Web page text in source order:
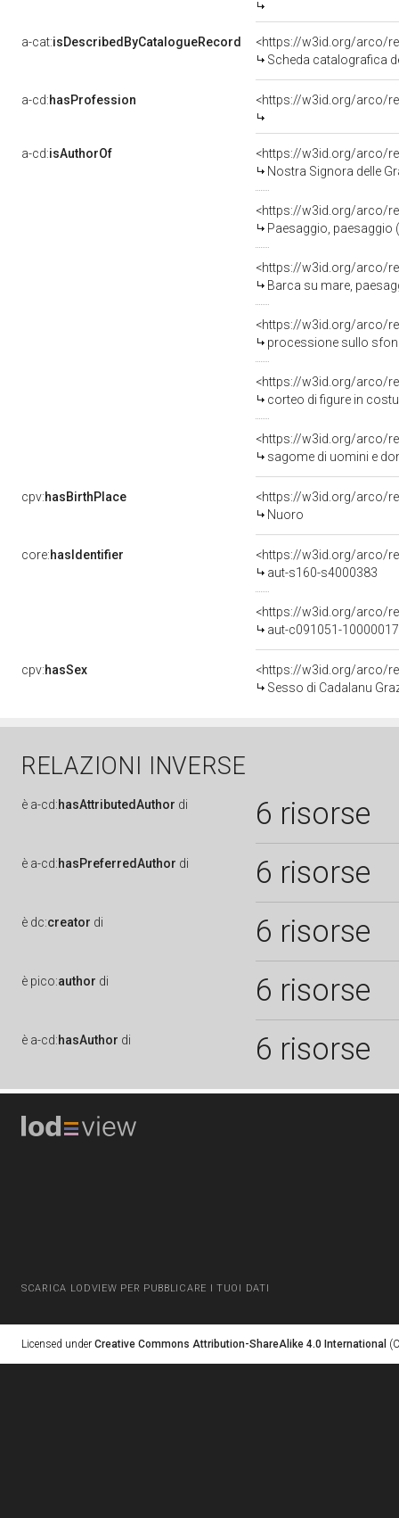
a-cat:isDescribedByCatalogueRecord
<https://w3id.org/arco/
Scheda catalografica
a-cd:hasProfession <https://w3id.org/arco/
a-cd:isAuthorOf
<https://w3id.org/arco/
Nostra Signora delle
<https://w3id.org/arco/
Paesaggio, paesaggio
<https://w3id.org/arco/
Barca su mare,
<https://w3id.org/arco/
processione sullo
<https://w3id.org/arco/
corteo di figure in
<https://w3id.org/arco/
sagome di uomini e donne in
cpv:hasBirthPlace
<https://w3id.org/arco/
Nuoro
core:hasIdentifier
<https://w3id.org/arco/
aut-s160-s4000383
<https://w3id.org/arco/
aut-c091051-10000017
cpv:hasSex
<https://w3id.org/arco/
Sesso di Cadalanu
RELAZIONI INVERSE
è a-cd:hasAttributedAuthor di 6 risorse
è a-cd:hasPreferredAuthor di 6 risorse
è dc:creator di 6 risorse
è pico:author di 6 risorse
è a-cd:hasAuthor di 6 risorse
SCARICA LODVIEW PER PUBBLICARE I TUOI DATI
Licensed under Creative Commons Attribution-ShareAlike 4.0 International